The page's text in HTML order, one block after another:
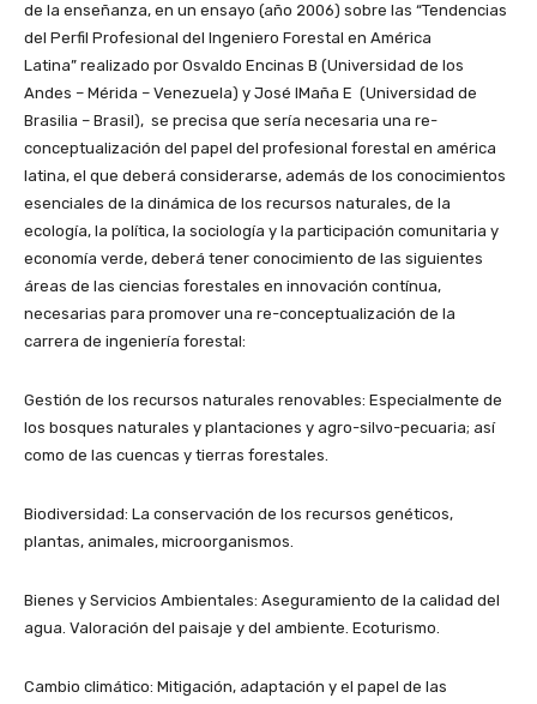
de la enseñanza, en un ensayo (año 2006) sobre las “Tendencias
del Perfil Profesional del Ingeniero Forestal en América
Latina” realizado por Osvaldo Encinas B (Universidad de los
Andes – Mérida – Venezuela) y José IMaña E (Universidad de
Brasilia – Brasil), se precisa que sería necesaria una re-
conceptualización del papel del profesional forestal en américa
latina, el que deberá considerarse, además de los conocimientos
esenciales de la dinámica de los recursos naturales, de la
ecología, la política, la sociología y la participación comunitaria y
economía verde, deberá tener conocimiento de las siguientes
áreas de las ciencias forestales en innovación contínua,
necesarias para promover una re-conceptualización de la
carrera de ingeniería forestal:
Gestión de los recursos naturales renovables: Especialmente de
los bosques naturales y plantaciones y agro-silvo-pecuaria; así
como de las cuencas y tierras forestales.
Biodiversidad: La conservación de los recursos genéticos,
plantas, animales, microorganismos.
Bienes y Servicios Ambientales: Aseguramiento de la calidad del
agua. Valoración del paisaje y del ambiente. Ecoturismo.
Cambio climático: Mitigación, adaptación y el papel de las